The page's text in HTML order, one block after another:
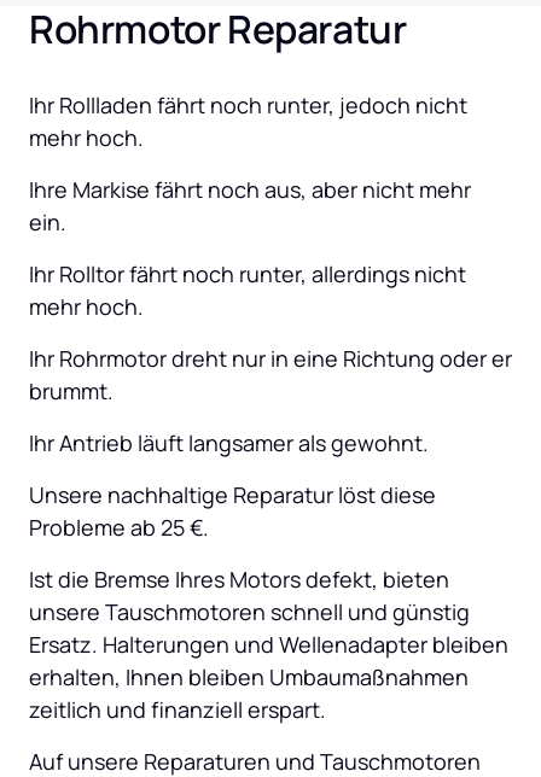
Rohrmotor Reparatur
Ihr Rollladen fährt noch runter, jedoch nicht
mehr hoch.
Ihre Markise fährt noch aus, aber nicht mehr
ein.
Ihr Rolltor fährt noch runter, allerdings nicht
mehr hoch.
Ihr Rohrmotor dreht nur in eine Richtung oder er
brummt.
Ihr Antrieb läuft langsamer als gewohnt.
Unsere nachhaltige Reparatur löst diese
Probleme ab 25 €.
Ist die Bremse Ihres Motors defekt, bieten
unsere Tauschmotoren schnell und günstig
Ersatz. Halterungen und Wellenadapter bleiben
erhalten, Ihnen bleiben Umbaumaßnahmen
zeitlich und finanziell erspart.
Auf unsere Reparaturen und Tauschmotoren